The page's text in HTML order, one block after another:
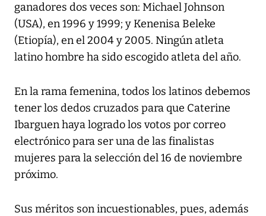
ganadores dos veces son: Michael Johnson
(USA), en 1996 y 1999; y Kenenisa Beleke
(Etiopía), en el 2004 y 2005. Ningún atleta
latino hombre ha sido escogido atleta del año.
En la rama femenina, todos los latinos debemos
tener los dedos cruzados para que Caterine
Ibarguen haya logrado los votos por correo
electrónico para ser una de las finalistas
mujeres para la selección del 16 de noviembre
próximo.
Sus méritos son incuestionables, pues, además